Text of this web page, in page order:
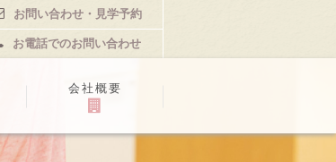
お問い合わせ・見学予約
お電話でのお問い合わせ
会社概要